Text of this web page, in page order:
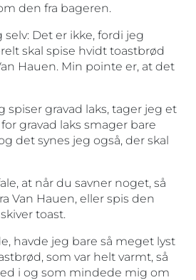
den fra bageren.
Det er ikke, fordi jeg
skal spise hvidt toastbrød
Hauen. Min pointe er, at det
spiser gravad laks, tager jeg et
gravad laks smager bare
det synes jeg også, der skal
at når du savner noget, så
Van Hauen, eller spis den
toast.
havde jeg bare så meget lyst
som var helt varmt, så
i og som mindede mig om